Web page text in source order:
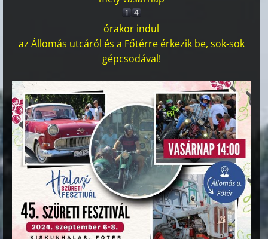
órakor indul
az Állomás utcáról és a Főtérre érkezik be, sok-sok
gépcsodával!